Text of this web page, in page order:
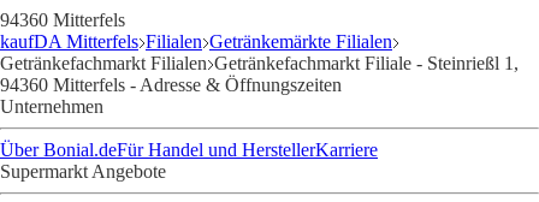
94360 Mitterfels
kaufDA Mitterfels Filialen Getränkemärkte Filialen
Getränkefachmarkt Filialen Getränkefachmarkt Filiale - Steinrießl 1,
94360 Mitterfels - Adresse & Öffnungszeiten
Unternehmen
Über Bonial.deFür Handel und HerstellerKarriere
Supermarkt Angebote